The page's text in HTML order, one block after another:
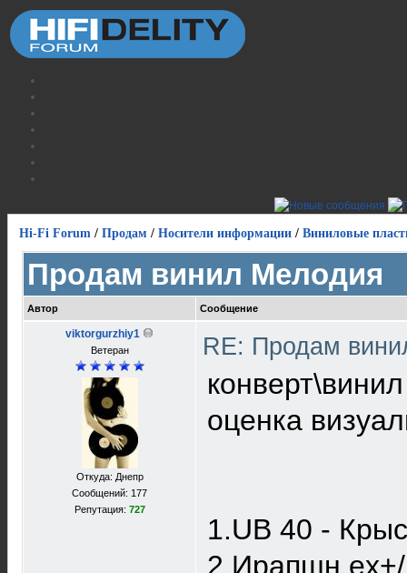
Hi-Fi Forum / Продам / Носители информации / Виниловые
Продам винил Мелодия
Автор Сообщение
viktorgurzhiy1
Ветеран
Откуда: Днепр
Сообщений: 177
Репутация: 727
RE: Продам
конверт\винил
оценка
1.UB 40 -
2.Ирапшн